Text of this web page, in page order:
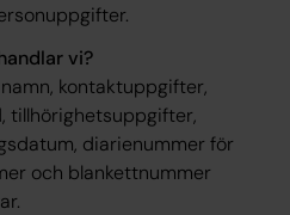
vi?
kontaktuppgifter,
tillhörighetsuppgifter,
diarienummer för
och blankettnummer